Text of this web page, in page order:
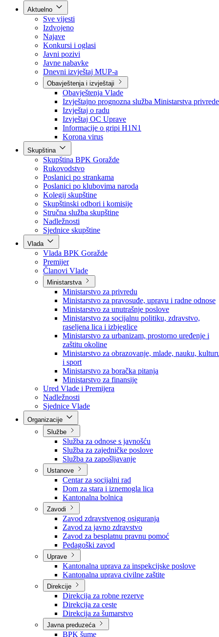
Kontakt
Aktuelno
Sve vijesti
Izdvojeno
Najave
Konkursi i oglasi
Javni pozivi
Javne nabavke
Dnevni izvještaj MUP-a
Obavještenja i izvještaji
Obavještenja Vlade
Izvještajno prognozna služba Ministarstva privrede
Izvještaj o radu
Izvještaj OC Uprave
Informacije o gripi H1N1
Korona virus
Skupština
Skupština BPK Goražde
Rukovodstvo
Poslanici po strankama
Poslanici po klubovima naroda
Kolegij skupštine
Skupštinski odbori i komisije
Stručna služba skupštine
Nadležnosti
Sjednice skupštine
Vlada
Vlada BPK Goražde
Premijer
Članovi Vlade
Ministarstva
Ministarstvo za privredu
Ministarstvo za pravosuđe, upravu i radne odnose
Ministarstvo za unutrašnje poslove
Ministarstvo za socijalnu politiku, zdravstvo,
raseljena lica i izbjeglice
Ministarstvo za urbanizam, prostorno uređenje i
zaštitu okoline
Ministarstvo za obrazovanje, mlade, nauku,
i sport
Ministarstvo za boračka pitanja
Ministarstvo za finansije
Ured Vlade i Premijera
Nadležnosti
Sjednice Vlade
Službe
Služba za odnose s javnošću
Služba za zajedničke poslove
Služba za zapošljavanje
Ustanove
Centar za socijalni rad
Dom za stara i iznemogla lica
Kantonalna bolnica
Zavodi
Zavod zdravstvenog osiguranja
Zavod za javno zdravstvo
Zavod za besplatnu pravnu pomoć
Pedagoški zavod
Uprave
Kantonalna uprava za inspekcijske poslove
Kantonalna uprava civilne zaštite
Direkcije
Direkcija za robne rezerve
Direkcija za ceste